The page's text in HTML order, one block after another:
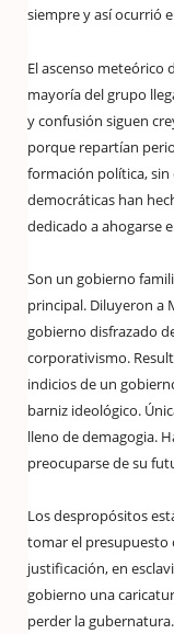
siempre y así ocurrió
El ascenso meteórico
mayoría del grupo
y confusión siguen
porque repartían
formación política, sin
democráticas han
dedicado a ahogarse
Son un gobierno
principal. Diluyeron a
gobierno disfrazado
corporativismo.
indicios de un
barniz ideológico.
lleno de demagogia.
preocuparse de su
Los despropósitos
tomar el presupuesto
justificación, en
gobierno una
perder la